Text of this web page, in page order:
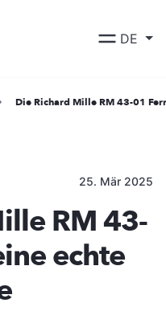
DE
Die Richard Mille RM 43-01
25. Mär 2025
RM 43-
echte